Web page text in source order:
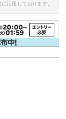
活用しております。